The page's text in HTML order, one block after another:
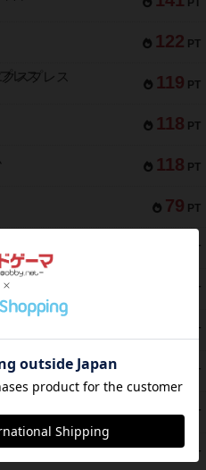
PT
122 PT
119 PT
スプレス
118 PT
118 PT
79 PT
PT
PT
ィクス
PT
PT
53 PT
まだ生きている～
52 PT